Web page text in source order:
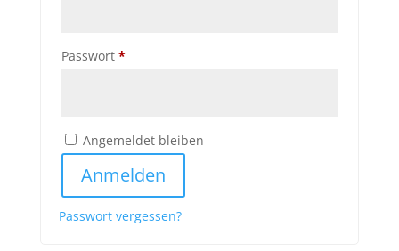
Passwort *Erforderlich
Angemeldet bleiben
Anmelden
Passwort vergessen?